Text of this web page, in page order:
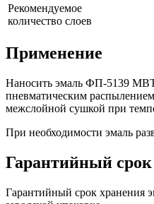
Рекомендуемое
количество слоев
Применение
Наносить эмаль ФП-5139
пневматическим
межслойной сушкой при
При необходимости эмаль
Гарантийный
Гарантийный срок хранения